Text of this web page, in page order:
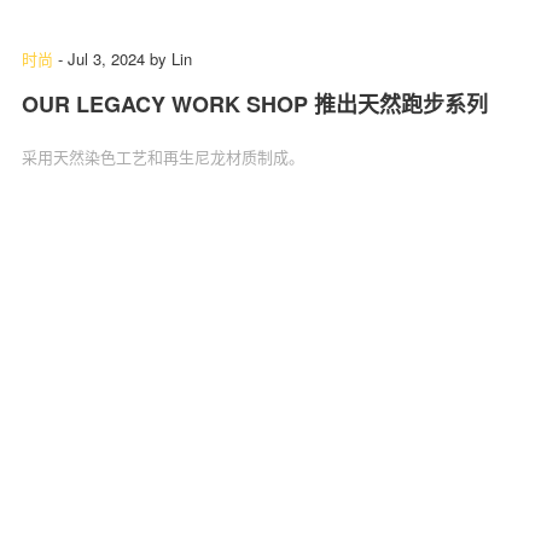
时尚 - Jul 3, 2024 by Lin
OUR LEGACY WORK SHOP 推出天然跑步系列
采用天然染色工艺和再生尼龙材质制成。